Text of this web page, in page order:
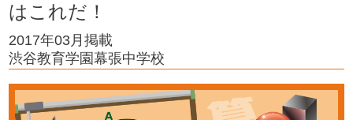
はこれだ！
2017年03月掲載
渋谷教育学園幕張中学校